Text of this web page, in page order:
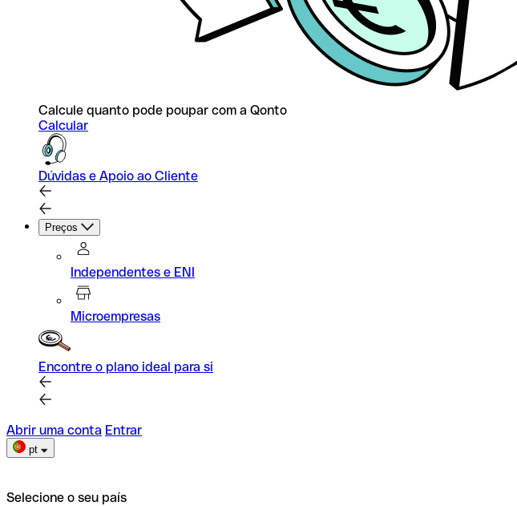
Calcule quanto pode poupar com a Qonto
Calcular
Dúvidas e Apoio ao Cliente
Preços
Independentes e ENI
Microempresas
Encontre o plano ideal para si
Abrir uma conta Entrar
pt
Selecione o seu país